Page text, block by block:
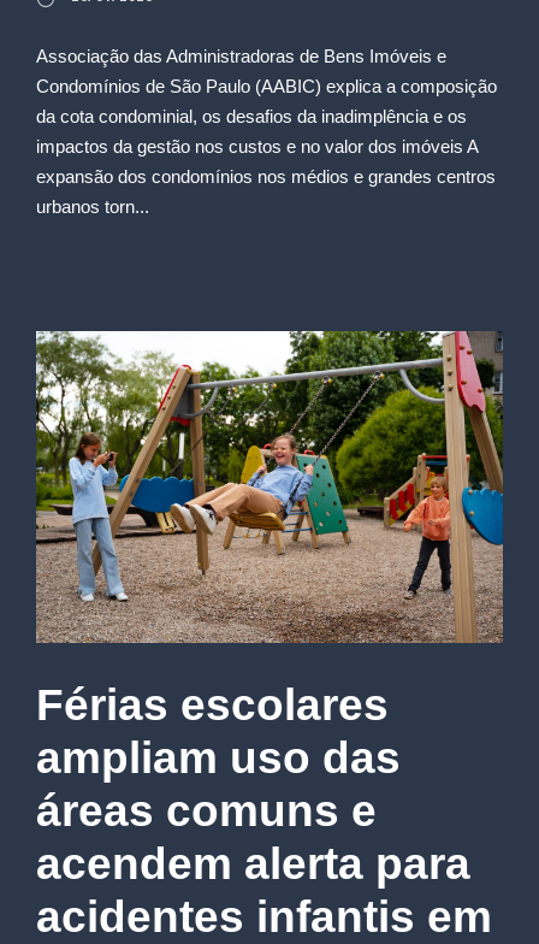
Associação das Administradoras de Bens Imóveis e
Condomínios de São Paulo (AABIC) explica a composição
da cota condominial, os desafios da inadimplência e os
impactos da gestão nos custos e no valor dos imóveis A
expansão dos condomínios nos médios e grandes centros
urbanos torn...
Férias escolares
ampliam uso das
áreas comuns e
acendem alerta para
acidentes infantis em